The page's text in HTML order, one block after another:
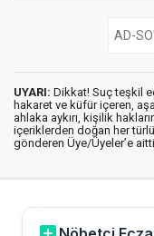
UYARI: Dikkat! Suç teşkil
hakaret ve küfür içeren,
ahlaka aykırı, kişilik
içeriklerden doğan her
gönderen Üye/Üyeler’e